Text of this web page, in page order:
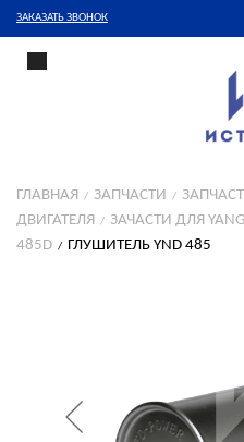
ЗАКАЗАТЬ ЗВОНОК
ГЛАВНАЯ ЗАПЧАСТИ
ДВИГАТЕЛЯ
ЗАЧАСТИ ДЛЯ
485D
ГЛУШИТЕЛЬ YND 485